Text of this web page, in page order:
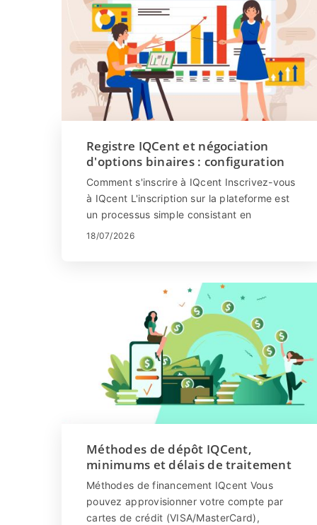
Registre IQCent et négociation
d'options binaires : configuration
du compte et négociation
Comment s'inscrire à IQcent Inscrivez-vous
à IQcent L'inscription sur la plateforme est
un processus simple consistant en
quelques clics. Cliquez sur "S'inscrire...
18/07/2026
Méthodes de dépôt IQCent,
minimums et délais de traitement
Méthodes de financement IQcent Vous
pouvez approvisionner votre compte par
cartes de crédit (VISA/MasterCard),